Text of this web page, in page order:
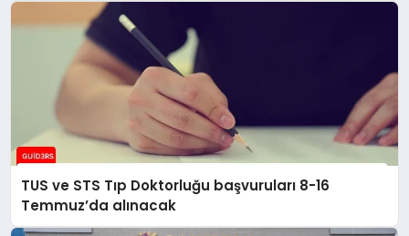
TUS ve STS Tıp Doktorluğu başvuruları 8-16
Temmuz’da alınacak